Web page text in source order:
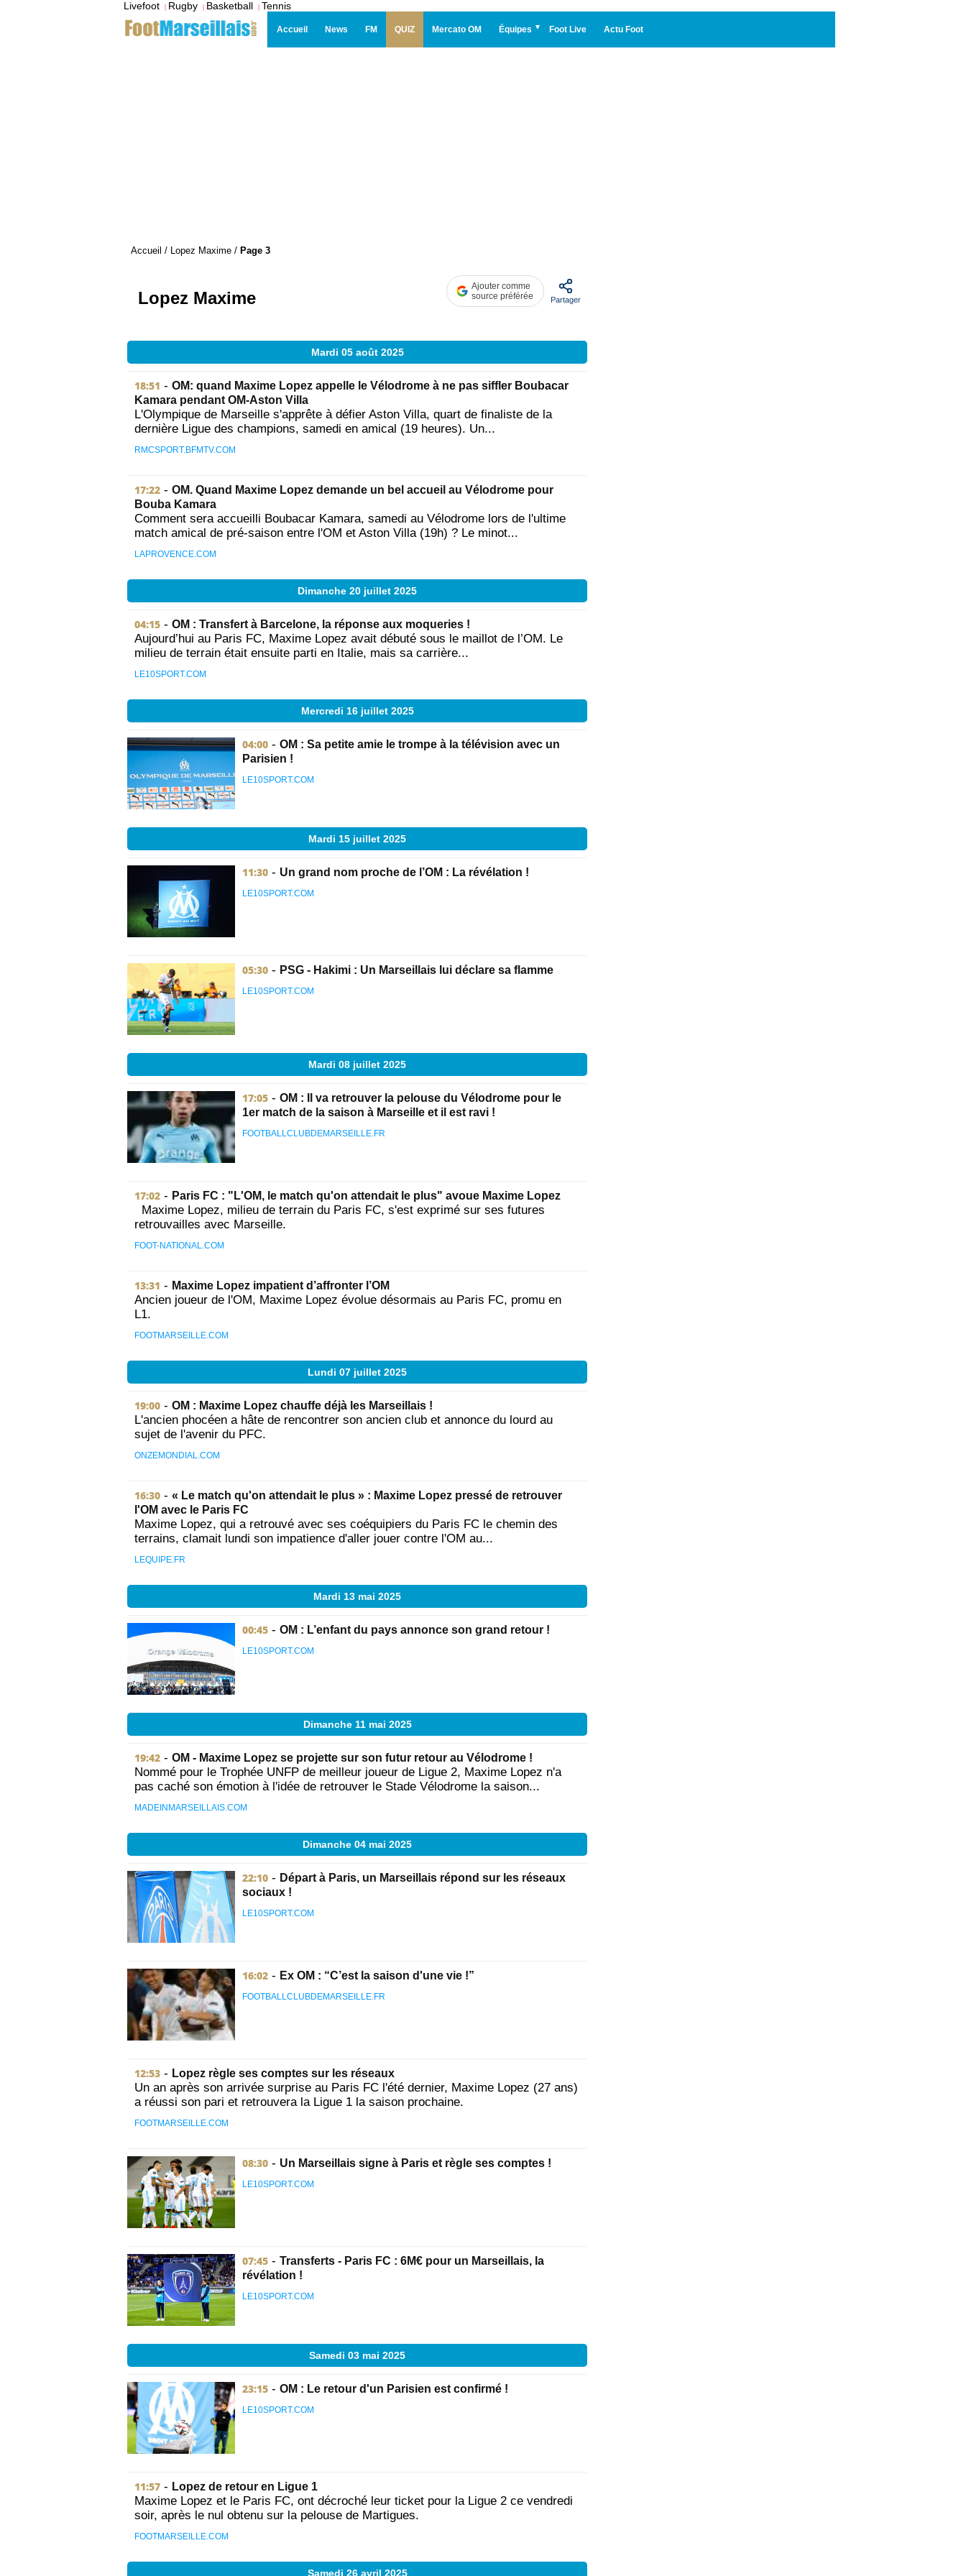
Livefoot | Rugby | Basketball | Tennis
Accueil News FM QUIZ Mercato OM Équipes Foot Live Actu Foot
Accueil / Lopez Maxime / Page 3
Lopez Maxime
Ajouter comme
source préférée
Partager
Mardi 05 août 2025
18:51 - OM: quand Maxime Lopez appelle le Vélodrome à ne pas siffler Boubacar
Kamara pendant OM-Aston Villa
L'Olympique de Marseille s'apprête à défier Aston Villa, quart de finaliste de la
dernière Ligue des champions, samedi en amical (19 heures). Un...
RMCSPORT.BFMTV.COM
17:22 - OM. Quand Maxime Lopez demande un bel accueil au Vélodrome pour
Bouba Kamara
Comment sera accueilli Boubacar Kamara, samedi au Vélodrome lors de l'ultime
match amical de pré-saison entre l'OM et Aston Villa (19h) ? Le minot...
LAPROVENCE.COM
Dimanche 20 juillet 2025
04:15 - OM : Transfert à Barcelone, la réponse aux moqueries !
Aujourd’hui au Paris FC, Maxime Lopez avait débuté sous le maillot de l’OM. Le
milieu de terrain était ensuite parti en Italie, mais sa carrière...
LE10SPORT.COM
Mercredi 16 juillet 2025
04:00 - OM : Sa petite amie le trompe à la télévision avec un
Parisien !
LE10SPORT.COM
Mardi 15 juillet 2025
11:30 - Un grand nom proche de l’OM : La révélation !
LE10SPORT.COM
05:30 - PSG - Hakimi : Un Marseillais lui déclare sa flamme
LE10SPORT.COM
Mardi 08 juillet 2025
17:05 - OM : Il va retrouver la pelouse du Vélodrome pour le
1er match de la saison à Marseille et il est ravi !
FOOTBALLCLUBDEMARSEILLE.FR
17:02 - Paris FC : "L'OM, le match qu'on attendait le plus" avoue Maxime Lopez
Maxime Lopez, milieu de terrain du Paris FC, s'est exprimé sur ses futures
retrouvailles avec Marseille.
FOOT-NATIONAL.COM
13:31 - Maxime Lopez impatient d’affronter l’OM
Ancien joueur de l'OM, Maxime Lopez évolue désormais au Paris FC, promu en
L1.
FOOTMARSEILLE.COM
Lundi 07 juillet 2025
19:00 - OM : Maxime Lopez chauffe déjà les Marseillais !
L'ancien phocéen a hâte de rencontrer son ancien club et annonce du lourd au
sujet de l'avenir du PFC.
ONZEMONDIAL.COM
16:30 - « Le match qu'on attendait le plus » : Maxime Lopez pressé de retrouver
l'OM avec le Paris FC
Maxime Lopez, qui a retrouvé avec ses coéquipiers du Paris FC le chemin des
terrains, clamait lundi son impatience d'aller jouer contre l'OM au...
LEQUIPE.FR
Mardi 13 mai 2025
00:45 - OM : L’enfant du pays annonce son grand retour !
LE10SPORT.COM
Dimanche 11 mai 2025
19:42 - OM - Maxime Lopez se projette sur son futur retour au Vélodrome !
Nommé pour le Trophée UNFP de meilleur joueur de Ligue 2, Maxime Lopez n'a
pas caché son émotion à l'idée de retrouver le Stade Vélodrome la saison...
MADEINMARSEILLAIS.COM
Dimanche 04 mai 2025
22:10 - Départ à Paris, un Marseillais répond sur les réseaux
sociaux !
LE10SPORT.COM
16:02 - Ex OM : “C’est la saison d'une vie !”
FOOTBALLCLUBDEMARSEILLE.FR
12:53 - Lopez règle ses comptes sur les réseaux
Un an après son arrivée surprise au Paris FC l'été dernier, Maxime Lopez (27 ans)
a réussi son pari et retrouvera la Ligue 1 la saison prochaine.
FOOTMARSEILLE.COM
08:30 - Un Marseillais signe à Paris et règle ses comptes !
LE10SPORT.COM
07:45 - Transferts - Paris FC : 6M€ pour un Marseillais, la
révélation !
LE10SPORT.COM
Samedi 03 mai 2025
23:15 - OM : Le retour d'un Parisien est confirmé !
LE10SPORT.COM
11:57 - Lopez de retour en Ligue 1
Maxime Lopez et le Paris FC, ont décroché leur ticket pour la Ligue 2 ce vendredi
soir, après le nul obtenu sur la pelouse de Martigues.
FOOTMARSEILLE.COM
Samedi 26 avril 2025